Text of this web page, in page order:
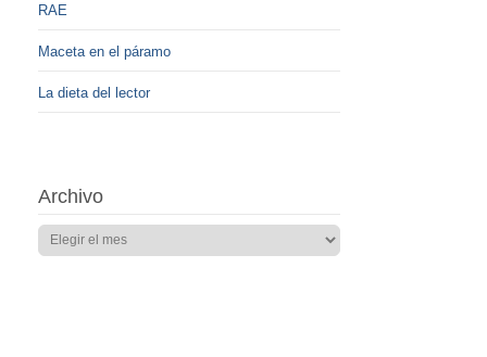
RAE
Maceta en el páramo
La dieta del lector
Archivo